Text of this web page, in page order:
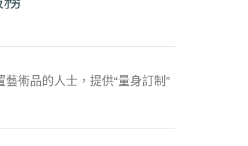
術品的人士，提供“量身訂制”